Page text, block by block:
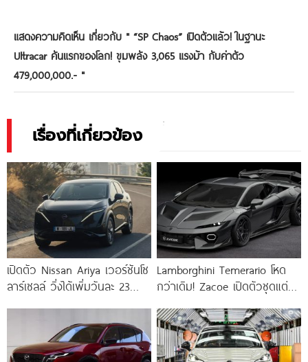
แสดงความคิดเห็น เกี่ยวกับ " “SP Chaos” เปิดตัวแล้ว! ในฐานะ
Ultracar คันแรกของโลก! ขุมพลัง 3,065 แรงม้า กับค่าตัว
479,000,000.- "
เรื่องที่เกี่ยวข้อง
เปิดตัว Nissan Ariya เวอร์ชันโซ
ลาร์เซลล์ วิ่งได้เพิ่มวันละ 23
Lamborghini Temerario โหด
กว่าเดิม! Zacoe เปิดตัวชุดแต่ง
กว้างขึ้นกว่า 5.5 นิ้ว